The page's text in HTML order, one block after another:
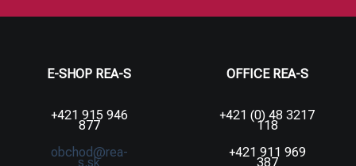
E-SHOP REA-S
+421 915 946
877
obchod@rea-
s.sk
OFFICE REA-S
+421 (0) 48 3217
118
+421 911 969
387